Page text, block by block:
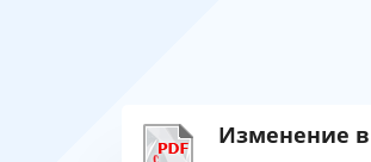
Изменение в